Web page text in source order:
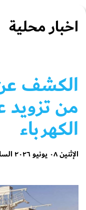
اخبار محلية
الكشف
من تزويد
الكهرباء
الإثنين ٠٨ يونيو ٢٠٢٦ الساعة ١١:١٢ صباحاً